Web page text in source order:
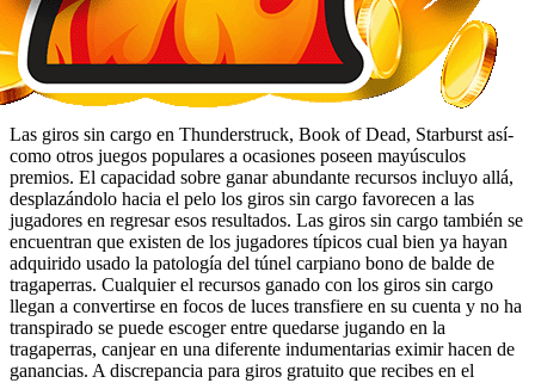
Las giros sin cargo en Thunderstruck, Book of Dead, Starburst así­
como otros juegos populares a ocasiones poseen mayúsculos
premios. El capacidad sobre ganar abundante recursos incluyo allá,
desplazándolo hacia el pelo los giros sin cargo favorecen a las
jugadores en regresar esos resultados. Las giros sin cargo también se
encuentran que existen de los jugadores tí­picos cual bien ya hayan
adquirido usado la patologí­a del túnel carpiano bono de balde de
tragaperras. Cualquier el recursos ganado con los giros sin cargo
llegan a convertirse en focos de luces transfiere en su cuenta y no ha
transpirado se puede escoger entre quedarse jugando en la
tragaperras, canjear en una diferente indumentarias eximir hacen de
ganancias. A discrepancia para giros gratuito que recibes en el